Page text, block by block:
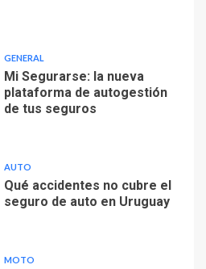
GENERAL
Mi Segurarse: la nueva
plataforma de autogestión
de tus seguros
AUTO
Qué accidentes no cubre el
seguro de auto en Uruguay
MOTO